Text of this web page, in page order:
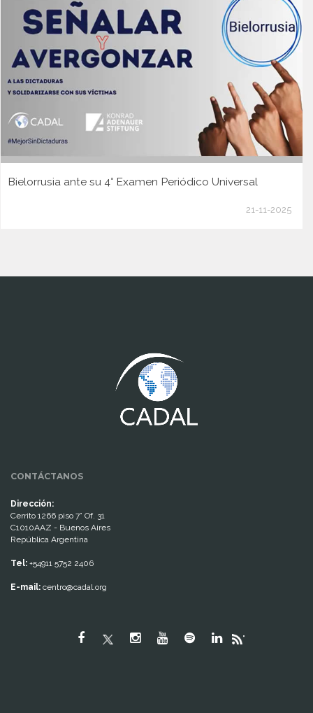
Bielorrusia ante su 4° Examen Periódico Universal
21-11-2025
CONTÁCTANOS
Dirección:
Cerrito 1266 piso 7° Of. 31
C1010AAZ - Buenos Aires
República Argentina
Tel: +54911 5752 2406
E-mail: centro@cadal.org
"